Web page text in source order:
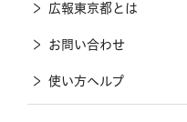
広報東京都とは
お問い合わせ
使い方ヘルプ